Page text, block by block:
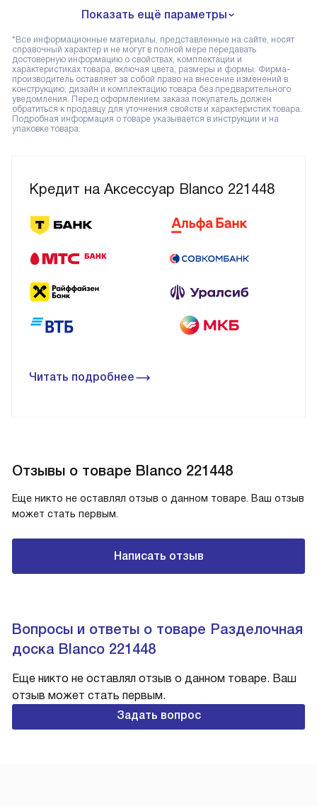
Кредит на Аксессуар Blanco 221448
Читать подробнее
Показать ещё параметры
*Все информационные материалы, представленные на сайте, носят
справочный характер и не могут в полной мере передавать
достоверную информацию о свойствах, комплектации и
характеристиках товара, включая цвета, размеры и формы. Фирма-
производитель оставляет за собой право на внесение изменений в
конструкцию, дизайн и комплектацию товара без предварительного
уведомления. Перед оформлением заказа покупатель должен
обратиться к продавцу для уточнения свойств и характеристик товара.
Подробная информация о товаре указывается в инструкции и на
упаковке товара.
Отзывы о товаре Blanco 221448
Еще никто не оставлял отзыв о данном товаре. Ваш отзыв
может стать первым.
Написать отзыв
Вопросы и ответы о товаре Разделочная
доска Blanco 221448
Еще никто не оставлял отзыв о данном товаре. Ваш
отзыв может стать первым.
Задать вопрос